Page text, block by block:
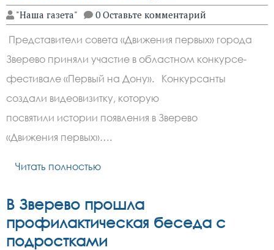
"Наша газета" 0 Оставьте комментарий
Представители совета «Движения первых» города
Зверево приняли участие в областном конкурсе-
фестивале «Первый на Дону». Конкурсанты
создали видеовизитку, которую
посвятили истории появления в Зверево
«Движения первых»….
Читать полностью
В Зверево прошла
профилактическая беседа с
подростками